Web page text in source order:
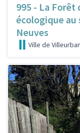
995 - La Forêt
écologique au
Neuves
Ville de